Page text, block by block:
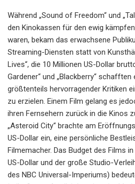
Während „Sound of Freedom“ und
den Kinokassen für den ewig
waren, bekam das erwachsene
Streaming-Diensten statt von
Lives“, die 10 Millionen US-Dollar
Gardener“ und „Blackberry“
größtenteils hervorragender Kritiken
zu erzielen. Einem Film gelang es
ihren Fernsehern zurück in die Kinos
„Asteroid City“ brachte am
US-Dollar ein, eine persönliche
Filmemacher. Das Budget des Films
US-Dollar und der große Studio-
des NBC Universal-Imperiums)